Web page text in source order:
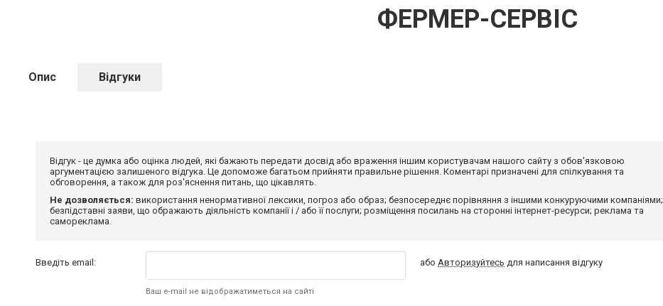
ФЕРМЕР-СЕРВІС
Опис Відгуки
Відгук - це думка або оцінка людей, які бажають передати досвід або враження іншим користувачам нашого сайту з обов'язковою
аргументацією залишеного відгука. Це допоможе багатьом прийняти правильне рішення. Коментарі призначені для спілкування та
обговорення, а також для роз'яснення питань, що цікавлять.
Не дозволяється: використання ненормативної лексики, погроз або образ; безпосереднє порівняння з іншими конкуруючими компаніями;
безпідставні заяви, що ображають діяльність компанії і / або її послуги; розміщення посилань на сторонні інтернет-ресурси; реклама та
самореклама.
Введіть email:
Ваш e-mail не відображатиметься на сайті
абоАвторизуйтесь для написання відгуку